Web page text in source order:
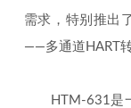
需求，特别推出
——多通道HART
HTM-631是